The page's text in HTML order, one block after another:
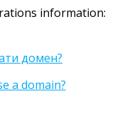
information:
домен?
a domain?